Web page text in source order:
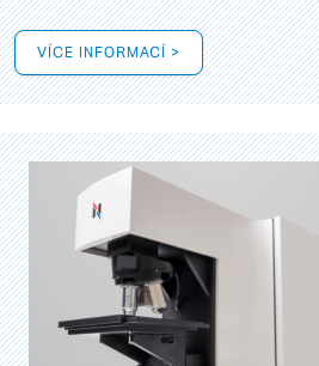
VÍCE INFORMACÍ >